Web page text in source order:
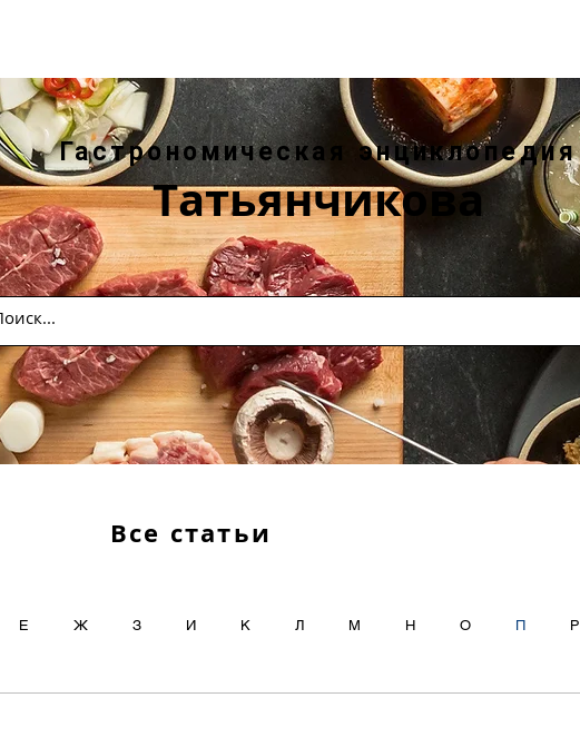
Гастрономическая энциклопедия
Татьянчикова
Все статьи
Е Ж З И К Л М Н О П Р